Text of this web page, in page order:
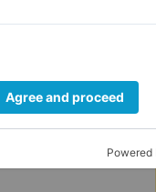
el
de
en un